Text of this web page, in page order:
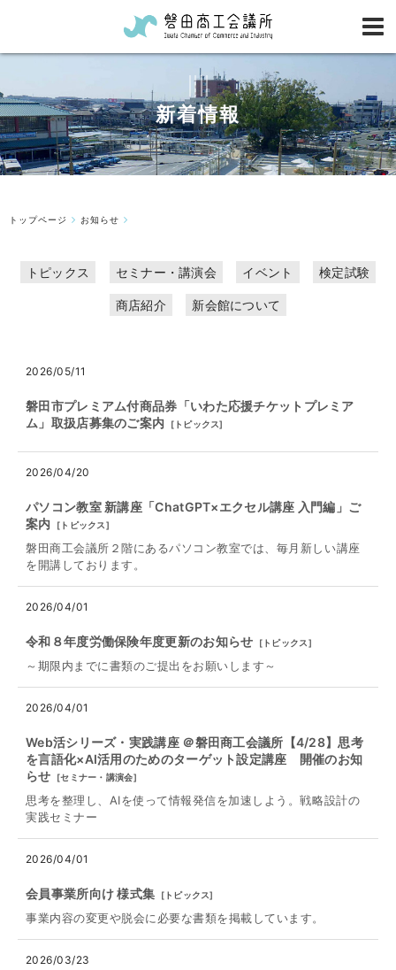
新着情報
トップページ お知らせ
トピックス セミナー・講演会 イベント 検定試験
商店紹介 新会館について
2026/05/11
磐田市プレミアム付商品券「いわた応援チケットプレミア
ム」取扱店募集のご案内
[トピックス]
2026/04/20
パソコン教室 新講座「ChatGPT×エクセル講座 入門編」ご
案内
[ トピックス]
磐田商工会議所２階にあるパソコン教室では、毎月新しい講座
を開講しております。
2026/04/01
令和８年度労働保険年度更新のお知らせ [ トピックス]
～期限内までに書類のご提出をお願いします～
2026/04/01
Web活シリーズ・実践講座 ＠磐田商工会議所【4/28】思考
を言語化×AI活用のためのターゲット設定講座 開催のお知
らせ
[セミナー・講演会]
思考を整理し、AIを使って情報発信を加速しよう。戦略設計の
実践セミナー
2026/04/01
会員事業所向け 様式集 [トピックス]
事業内容の変更や脱会に必要な書類を掲載しています。
2026/03/23